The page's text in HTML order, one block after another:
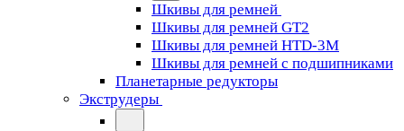
Шкивы для ремней
Шкивы для ремней GT2
Шкивы для ремней HTD-3M
Шкивы для ремней с подшипниками
Планетарные редукторы
Экструдеры